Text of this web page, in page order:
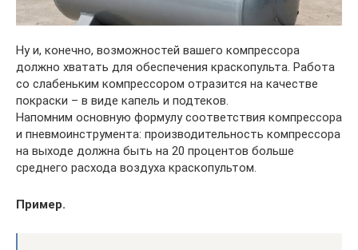
Ну и, конечно, возможностей вашего компрессора
должно хватать для обеспечения краскопульта. Работа
со слабеньким компрессором отразится на качестве
покраски – в виде капель и подтеков.
Напомним основную формулу соответствия компрессора
и пневмоинструмента: производительность компрессора
на выходе должна быть на 20 процентов больше
среднего расхода воздуха краскопультом.
Пример.